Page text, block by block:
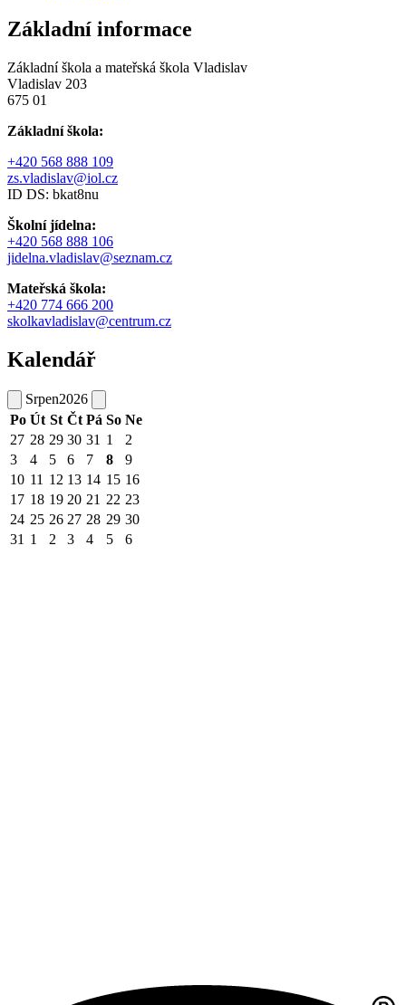
Základní informace
Základní škola a mateřská škola Vladislav
Vladislav 203
675 01
Základní škola:
+420 568 888 109
zs.vladislav@iol.cz
ID DS: bkat8nu
Školní jídelna:
+420 568 888 106
jidelna.vladislav@seznam.cz
Mateřská škola:
+420 774 666 200
skolkavladislav@centrum.cz
Kalendář
Srpen2026
Po Út St Čt Pá So Ne
27 28 29 30 31 1
2
3
4 5 6 7 8
9
10 11 12 13 14 15 16
17 18 19 20 21 22 23
24 25 26 27 28 29 30
31 1 2 3 4 5 6